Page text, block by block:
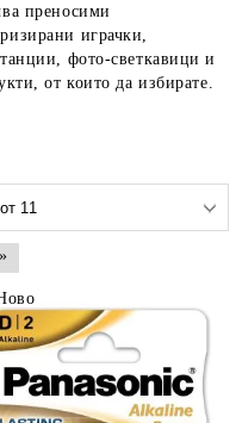
преносими
играчки,
фото-светкавици и
от които да избирате.
»